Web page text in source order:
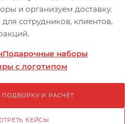
и организуем доставку.
сотрудников, клиентов,
Подарочные наборы
с логотипом
ПОДБОРКУ И РАСЧЁТ
КЕЙСЫ